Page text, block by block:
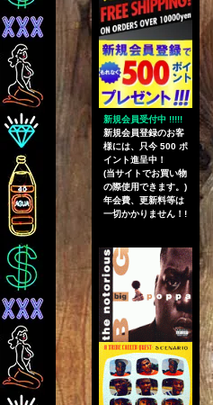
新規会員受付中 !!!!!
新規会員登録のお客
様には、只今 500 ポ
イント進呈中！
(当サイトでお買い物
の際使用できます。)
年会費、更新料等は
一切かかりません！!